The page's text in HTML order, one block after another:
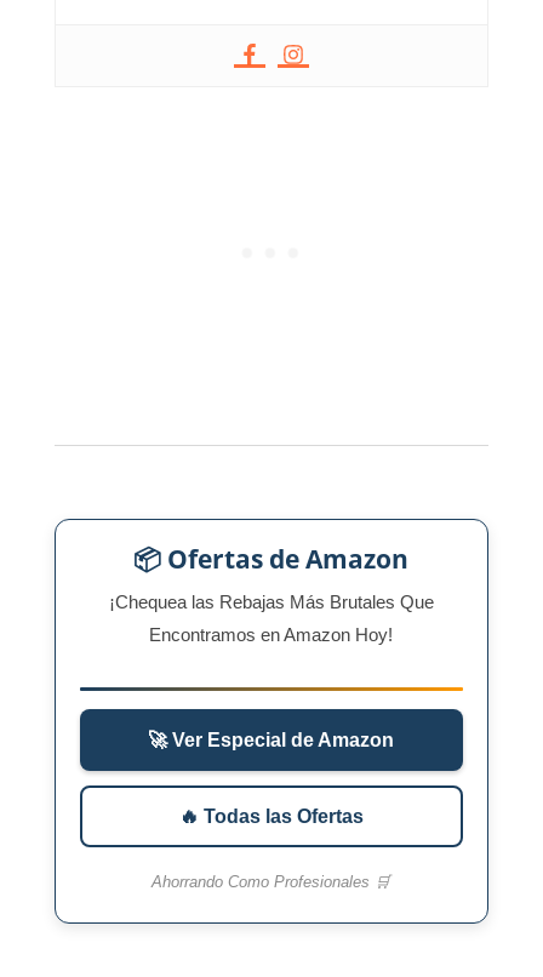
📦 Ofertas de Amazon
¡Chequea las Rebajas Más Brutales Que
Encontramos en Amazon Hoy!
🚀 Ver Especial de Amazon
🔥 Todas las Ofertas
Ahorrando Como Profesionales 🛒